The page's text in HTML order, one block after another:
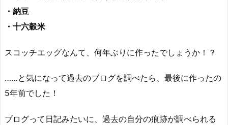
・納豆
・十六穀米
スコッチエッグなんて、何年ぶりに作ったでしょうか！？
……と気になって過去のブログを調べたら、最後に作ったの
5年前でした！
ブログって日記みたいに、過去の自分の痕跡が調べられる